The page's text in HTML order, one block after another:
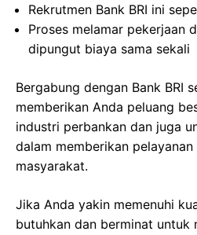
Rekrutmen Bank BRI ini
Proses melamar pekerjaan
dipungut biaya sama sekali
Bergabung dengan Bank BRI
memberikan Anda peluang
industri perbankan dan juga
dalam memberikan
masyarakat.
Jika Anda yakin memenuhi
butuhkan dan berminat untuk